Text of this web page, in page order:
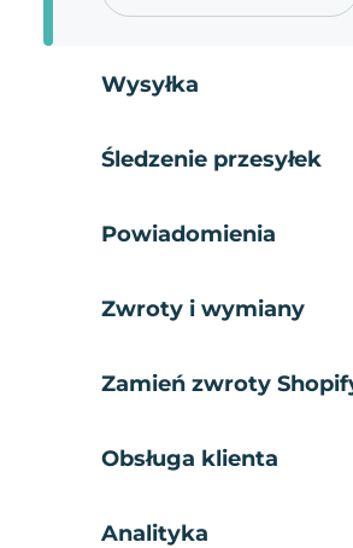
Wysyłka
Śledzenie przesyłek
Powiadomienia
Zwroty i wymiany
Zamień zwroty
Obsługa klienta
Analityka